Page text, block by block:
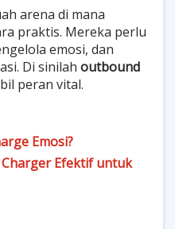
arena di mana
praktis. Mereka perlu
emosi, dan
Di sinilah outbound
peran vital.
Emosi?
Efektif untuk